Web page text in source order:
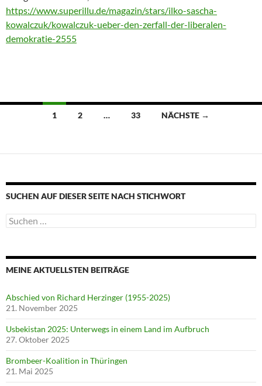
https://www.superillu.de/magazin/stars/ilko-sascha-
kowalczuk/kowalczuk-ueber-den-zerfall-der-liberalen-
demokratie-2555
Beitragsnavigation
1 2 … 33 NÄCHSTE →
SUCHEN AUF DIESER SEITE NACH STICHWORT
Suche
nach:
MEINE AKTUELLSTEN BEITRÄGE
Abschied von Richard Herzinger (1955-2025)
21. November 2025
Usbekistan 2025: Unterwegs in einem Land im Aufbruch
27. Oktober 2025
Brombeer-Koalition in Thüringen
21. Mai 2025